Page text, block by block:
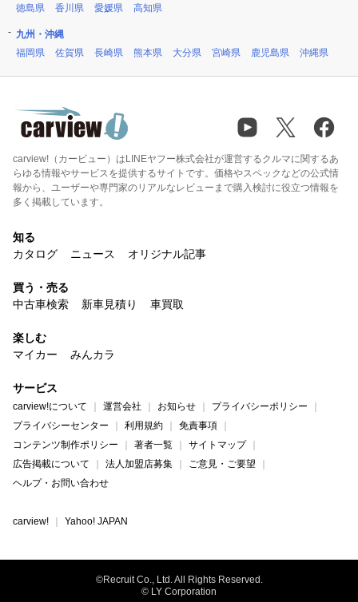
徳島県
香川県 愛媛県 高知県
九州・沖縄
福岡県
佐賀県 長崎県 熊本県 大分県 宮崎県 鹿児島県 沖縄県
carview!（カービュー）はLINEヤフー株式会社が運営するクルマに関するあ
らゆる情報やサービスを提供するサイトです。価格やスペックなどの公式情
報から、ユーザーや専門家のリアルなレビューまで購入検討に役立つ情報を
多く掲載しています。
知る
カタログ
ニュース オリジナル記事
買う・売る
中古車検索
新車見積り 車買取
楽しむ
マイカー
みんカラ
サービス
carview!について 運営会社 お知らせ
プライバシーポリシー
プライバシーセンター
利用規約
免責事項
コンテンツ制作ポリシー
著者一覧
サイトマップ
広告掲載について
法人加盟店募集
ご意見・ご要望
ヘルプ・お問い合わせ
carview! Yahoo! JAPAN
©Recruit Co., Ltd. All Rights Reserved.
© LY Corporation